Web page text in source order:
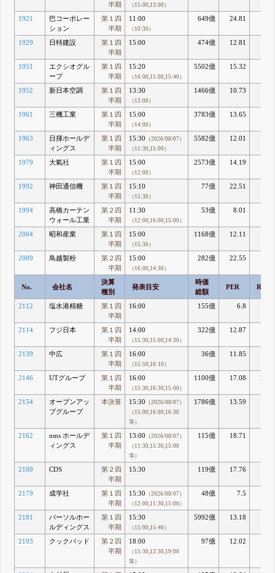
半期
（15:00,13:00）
1921
巴コーポレー
ション
第１四
半期
11:00
（10:30）
649億 24.81
1929 日特建設
第１四
半期
15:00 474億 12.81
1951
エクシオグル
ープ
第１四
半期
15:20
（16:00,15:00,15:40）
5502億 15.32
1952 新日本空調
第１四
半期
13:30
（13:00）
1466億 10.73
1961 三機工業
第１四
半期
15:00
（14:00）
3783億 13.65
1963
日揮ホールデ
ィングス
第１四
半期
15:30 （2026/08/07）
（11:30,15:00）
5582億 12.01
1979 大氣社
第１四
半期
15:00
（12:00）
2573億 14.19
1992 神田通信機
第１四
半期
15:10
（15:30）
77億 22.51
1994
高橋カーテン
ウォール工業
第２四
半期
11:30
（12:00,16:00,15:00）
53億 8.01
2004 昭和産業
第１四
半期
15:00
（15:30）
1168億 12.11
2009 鳥越製粉
第２四
半期
15:00
（16:00,14:30）
282億 22.55
No. 会社名
決算
種別
発表目安
時価
総額
PER ROE
2112 塩水港精糖
第１四
半期
16:00 155億 6.8
2114 フジ日本
第１四
半期
14:00
（15:30,15:00,14:30）
322億 12.87
2139 中広
第１四
半期
16:00
（15:50,16:10）
36億 11.85
2146 UTグループ
第１四
半期
16:00
（15:30,16:30,15:00）
1100億 17.08
2154
オープンアッ
プグループ
本決算 15:30 （2026/08/07）
（15:00,16:00,16:30
等）
1786億 13.59
2162
nms ホールデ
ィングス
第１四
半期
13:00 （2026/08/07）
（11:30,15:30,15:00
等）
115億 18.71
2169 CDS
第２四
半期
15:30 119億 17.76
2179 成学社
第１四
半期
15:30 （2026/08/07）
（12:00,11:30,15:00）
48億 7.5
2181
パーソルホー
ルディングス
第１四
半期
15:30
（15:00,15:40）
5992億 13.18
2193 クックパッド
第２四
半期
18:00
（15:30,12:30,19:00
等）
97億 12.02